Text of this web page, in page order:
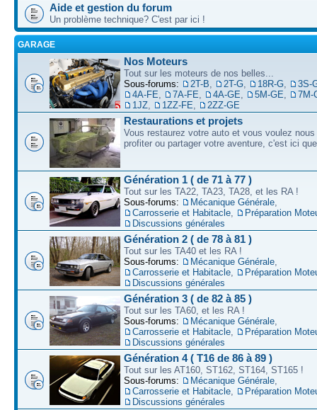
Aide et gestion du forum
Un problème technique? C'est par ici !
GARAGE
Nos Moteurs
Tout sur les moteurs de nos belles...
Sous-forums:
2T-B 2T-G 18R-G
3S-
4A-FE
7A-FE 4A-GE 5M-GE
7M-
1JZ
1ZZ-FE 2ZZ-GE
Restaurations et projets
Vous restaurez votre auto et vous voulez nous
profiter ou partager votre aventure, c'est ici
Génération 1 ( de 71 à 77 )
Tout sur les TA22, TA23, TA28, et les RA !
Sous-forums:
Mécanique Générale
Carrosserie et Habitacle
Préparation
Discussions générales
Génération 2 ( de 78 à 81 )
Tout sur les TA40 et les RA !
Sous-forums:
Mécanique Générale
Carrosserie et Habitacle
Préparation
Discussions générales
Génération 3 ( de 82 à 85 )
Tout sur les TA60, et les RA !
Sous-forums:
Mécanique Générale
Carrosserie et Habitacle
Préparation
Discussions générales
Génération 4 ( T16 de 86 à 89 )
Tout sur les AT160, ST162, ST164, ST165 !
Sous-forums:
Mécanique Générale
Carrosserie et Habitacle
Préparation
Discussions générales